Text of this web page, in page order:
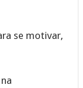
se motivar,